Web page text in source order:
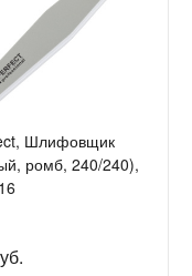
Шлифовщик
ромб, 240/240),